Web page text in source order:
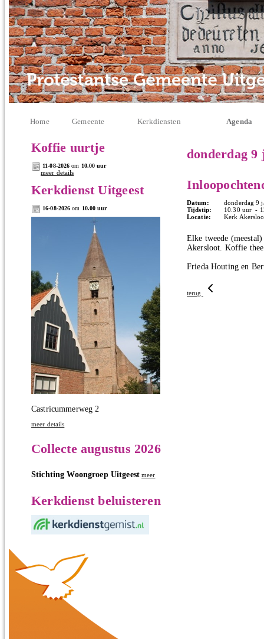
Koffie uurtje
11-08-2026 om 10.00 uur
meer details
Kerkdienst Uitgeest
16-08-2026 om 10.00 uur
Castricummerweg 2
meer details
Collecte augustus 2026
Stichting Woongroep Uitgeest meer
Kerkdienst beluisteren
donderdag 9
Datum:
donderdag 9
Tijdstip:
10.30 uur -
Locatie:
Kerk
Elke tweede
Akersloot. Koffie
Frieda Houting en
terug
Home Gemeente Kerkdiensten Agenda